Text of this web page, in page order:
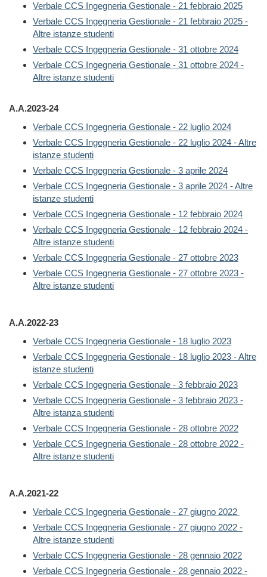
Verbale CCS Ingegneria Gestionale - 21 febbraio 2025
Verbale CCS Ingegneria Gestionale - 21 febbraio 2025 -
Altre istanze studenti
Verbale CCS Ingegneria Gestionale - 31 ottobre 2024
Verbale CCS Ingegneria Gestionale - 31 ottobre 2024 -
Altre istanze studenti
A.A.2023-24
Verbale CCS Ingegneria Gestionale - 22 luglio 2024
Verbale CCS Ingegneria Gestionale - 22 luglio 2024 - Altre
istanze studenti
Verbale CCS Ingegneria Gestionale - 3 aprile 2024
Verbale CCS Ingegneria Gestionale - 3 aprile 2024 - Altre
istanze studenti
Verbale CCS Ingegneria Gestionale - 12 febbraio 2024
Verbale CCS Ingegneria Gestionale - 12 febbraio 2024 -
Altre istanze studenti
Verbale CCS Ingegneria Gestionale - 27 ottobre 2023
Verbale CCS Ingegneria Gestionale - 27 ottobre 2023 -
Altre istanze studenti
A.A.2022-23
Verbale CCS Ingegneria Gestionale - 18 luglio 2023
Verbale CCS Ingegneria Gestionale - 18 luglio 2023 - Altre
istanze studenti
Verbale CCS Ingegneria Gestionale - 3 febbraio 2023
Verbale CCS Ingegneria Gestionale - 3 febbraio 2023 -
Altre istanza studenti
Verbale CCS Ingegneria Gestionale - 28 ottobre 2022
Verbale CCS Ingegneria Gestionale - 28 ottobre 2022 -
Altre istanze studenti
A.A.2021-22
Verbale CCS Ingegneria Gestionale - 27 giugno 2022
Verbale CCS Ingegneria Gestionale - 27 giugno 2022 -
Altre istanze studenti
Verbale CCS Ingegneria Gestionale - 28 gennaio 2022
Verbale CCS Ingegneria Gestionale - 28 gennaio 2022 -